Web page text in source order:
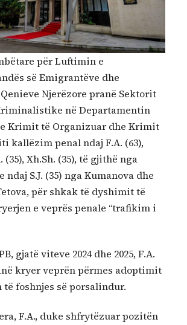
për Luftimin e
së Emigrantëve dhe
Njerëzore pranë Sektorit
në Departamentin
Krimit të Organizuar dhe Krimit
kallëzim penal ndaj F.A. (63),
(35), Xh.Sh. (35), të gjithë nga
ndaj S.J. (35) nga Kumanova dhe
për shkak të dyshimit të
e veprës penale “trafikim i
gjatë viteve 2024 dhe 2025, F.A.
kryer veprën përmes adoptimit
foshnjes së porsalindur.
F.A., duke shfrytëzuar pozitën